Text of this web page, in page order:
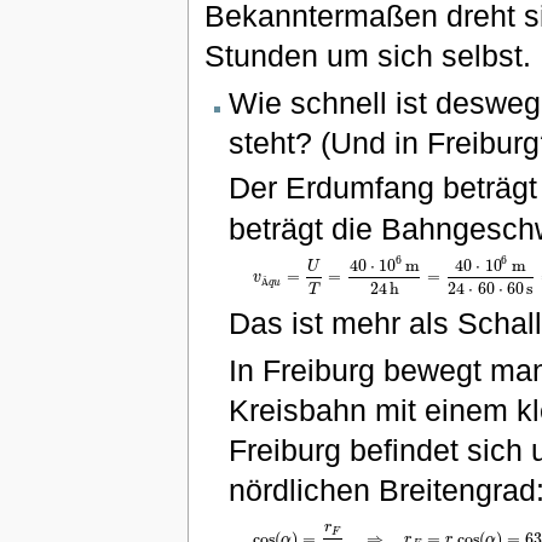
Bekanntermaßen dreht
Stunden um sich selbst.
Wie schnell ist
steht? (Und in
Der Erdumfang
beträgt die
vÄqu = U
T
=
40 ⋅ 106 m
24h
=
40 ⋅ 106 m
24 ⋅ 60 ⋅ 60s
vÄ qu= UT =40⋅106m24h =40⋅106m24⋅60⋅60
Das ist mehr als
In Freiburg bewegt
Kreisbahn mit einem
Freiburg befindet sich
nördlichen
rF